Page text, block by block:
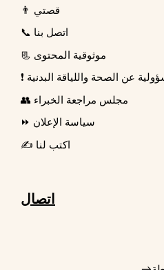
👨 قصتي
📞 اتصل بنا
📃 موثوقية المحتوى
عن الصحة واللياقة البدنية
👥 مجلس مراجعة الخبراء
⏩ سياسة الإعلان
✍️ اكتب لنا
اتصال